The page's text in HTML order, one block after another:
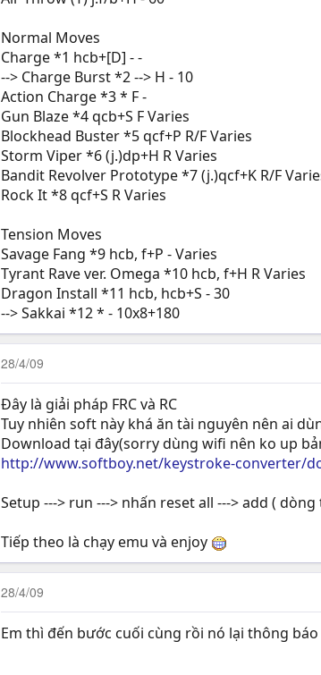
Normal Moves
Charge *1 hcb+[D] - -
--> Charge Burst *2 --> H - 10
Action Charge *3 * F -
Gun Blaze *4 qcb+S F Varies
Blockhead Buster *5 qcf+P R/F Varies
Storm Viper *6 (j.)dp+H R Varies
Bandit Revolver Prototype *7 (j.)qcf+K R/F
Rock It *8 qcf+S R Varies
Tension Moves
Savage Fang *9 hcb, f+P - Varies
Tyrant Rave ver. Omega *10 hcb, f+H R Varies
Dragon Install *11 hcb, hcb+S - 30
--> Sakkai *12 * - 10x8+180
28/4/09
Đây là giải pháp FRC và RC
Tuy nhiên soft này khá ăn tài nguyên nên ai
Download tại đây(sorry dùng wifi nên ko up
http://www.softboy.net/keystroke-converter/
Setup ---> run ---> nhấn reset all ---> add (
Tiếp theo là chạy emu và enjoy
28/4/09
Em thì đến bước cuối cùng rồi nó lại thông